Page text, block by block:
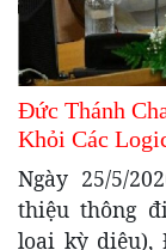
Đức Thánh
Khỏi Các
Ngày 25/5/
thiệu thông
loại kỳ diệu),